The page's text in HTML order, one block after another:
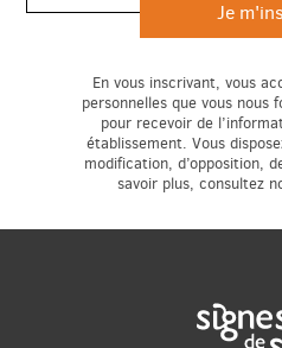
En vous inscrivant, vous
personnelles que vous nous
pour recevoir de
établissement. Vous
modification, d’opposition,
savoir plus, consultez